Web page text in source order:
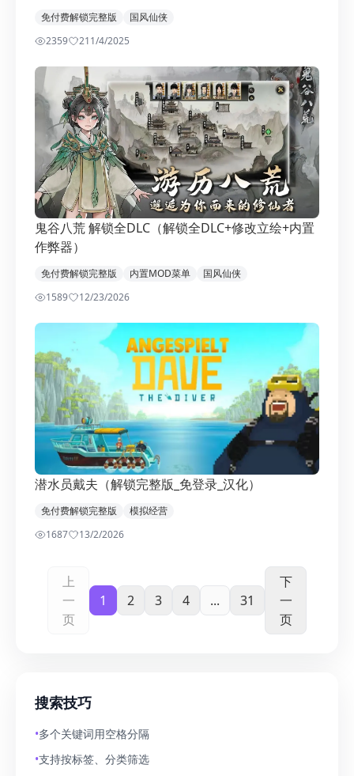
免付费解锁完整版
国风仙侠
2359
211/4/2025
鬼谷八荒 解锁全DLC（解锁全DLC+修改立绘+内置
作弊器）
免付费解锁完整版 内置MOD菜单
国风仙侠
1589
12/23/2026
潜水员戴夫（解锁完整版_免登录_汉化）
免付费解锁完整版
模拟经营
1687
13/2/2026
上
一
页
1 2 3 4 ... 31
下
一
页
搜索技巧
•多个关键词用空格分隔
•支持按标签、分类筛选